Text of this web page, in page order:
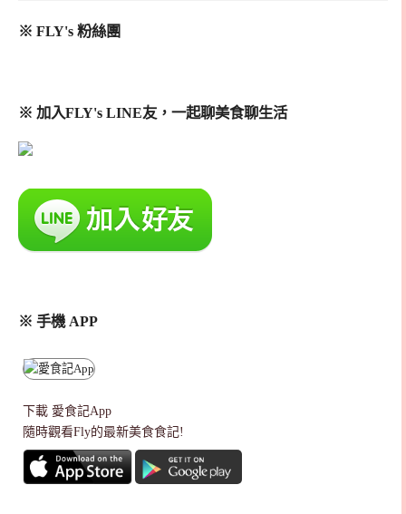
※ FLY's 粉絲團
※ 加入FLY's LINE友，一起聊美食聊生活
※ 手機 APP
下載 愛食記App
隨時觀看Fly的最新美食食記!